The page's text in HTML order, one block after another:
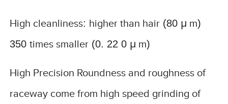
High cleanliness: higher than hair(80 μ m)
350 times smaller(0. 22 0 μ m)
High Precision Roundness and roughness of
raceway come from high speed grinding of